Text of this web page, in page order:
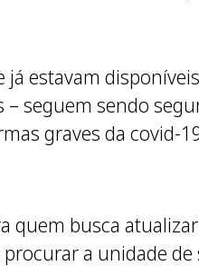
estavam
seguem sendo
graves da covid-
quem busca
a unidade de